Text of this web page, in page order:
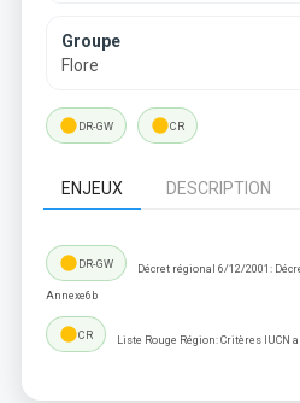
Groupe
Flore
lensDR-GW lensCR
ENJEUX DESCRIPTION
lensDR-GW Décret régional 6/12/2001:
Annexe6b
lensCR Liste Rouge Région: Critères IUCN